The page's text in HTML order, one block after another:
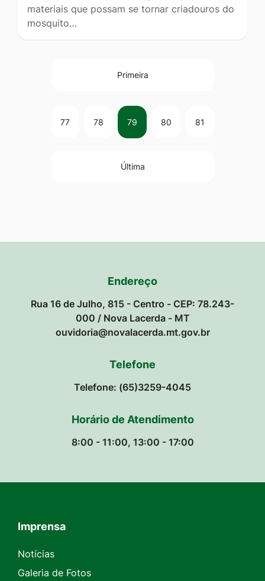
materiais que possam se tornar criadouros do
mosquito…
Primeira
77 78 79 80 81
Última
Endereço
Rua 16 de Julho, 815 - Centro - CEP: 78.243-
000 / Nova Lacerda - MT
ouvidoria@novalacerda.mt.gov.br
Telefone
Telefone: (65)3259-4045
Horário de Atendimento
8:00 - 11:00, 13:00 - 17:00
Seção do Rodapé e Contato
Imprensa
Notícias
Galeria de Fotos